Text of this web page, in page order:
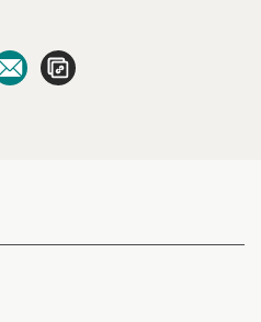
WhatsApp teilen
per E-Mail teilen